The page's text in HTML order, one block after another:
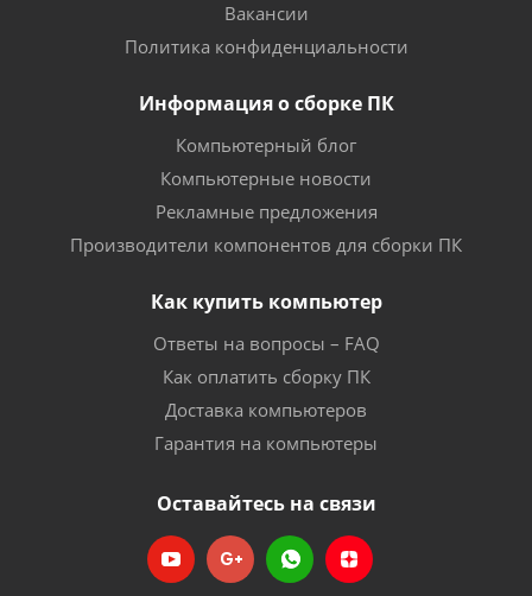
Вакансии
Политика конфиденциальности
Информация о сборке ПК
Компьютерный блог
Компьютерные новости
Рекламные предложения
Производители компонентов для сборки ПК
Как купить компьютер
Ответы на вопросы – FAQ
Как оплатить сборку ПК
Доставка компьютеров
Гарантия на компьютеры
Оставайтесь на связи